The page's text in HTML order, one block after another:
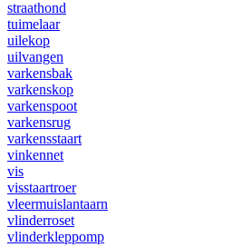
straathond
tuimelaar
uilekop
uilvangen
varkensbak
varkenskop
varkenspoot
varkensrug
varkensstaart
vinkennet
vis
visstaartroer
vleermuislantaarn
vlinderroset
vlinderkleppomp